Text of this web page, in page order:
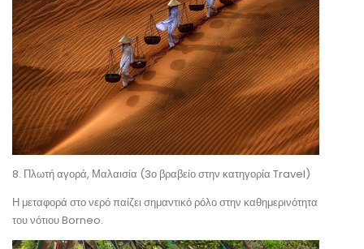
8. Πλωτή αγορά, Μαλαισία (3ο βραβείο στην κατηγορία Travel)
Η μεταφορά στο νερό παίζει σημαντικό ρόλο στην καθημερινότητα
του νότιου Borneo.